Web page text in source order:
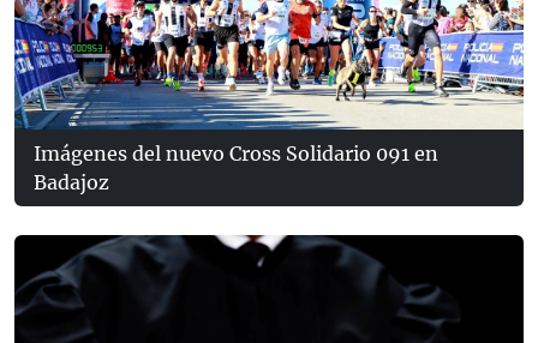
Imágenes del nuevo Cross Solidario 091 en
Badajoz